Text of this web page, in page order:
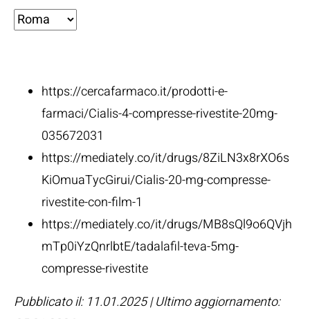
https://cercafarmaco.it/prodotti-e-
farmaci/Cialis-4-compresse-rivestite-20mg-
035672031
https://mediately.co/it/drugs/8ZiLN3x8rXO6s
KiOmuaTycGirui/Cialis-20-mg-compresse-
rivestite-con-film-1
https://mediately.co/it/drugs/MB8sQl9o6QVjh
mTp0iYzQnrlbtE/tadalafil-teva-5mg-
compresse-rivestite
Pubblicato il: 11.01.2025 | Ultimo aggiornamento: